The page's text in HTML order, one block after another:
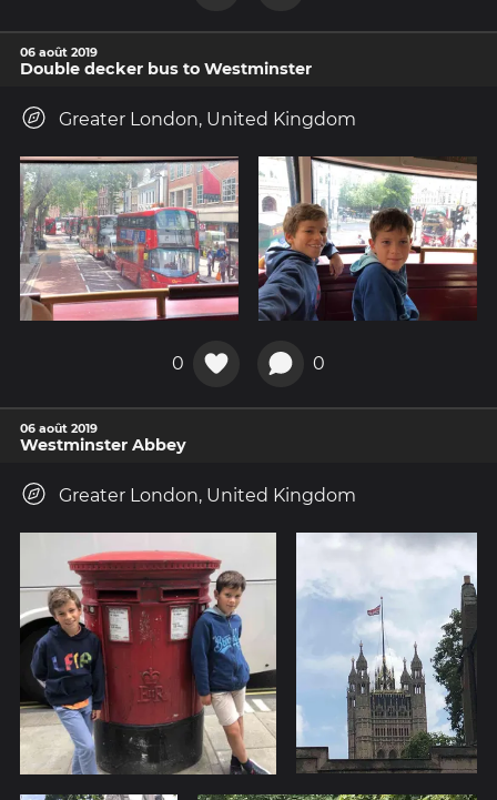
06 août 2019
Double decker bus to Westminster
Greater London, United Kingdom
0 0
06 août 2019
Westminster Abbey
Greater London, United Kingdom